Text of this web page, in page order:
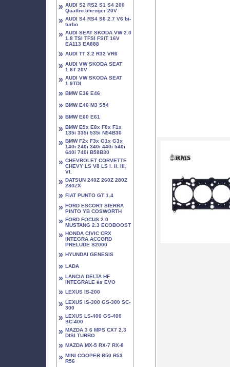
» AUDI S2 RS2 S1 S4 200
Quattro 5henger 20V
» AUDI S4 RS4 S6 2.7 V6 bi-
turbo
» AUDI SEAT SKODA VW 2.0
1.8 TSI TFSI FSIT 16V
EA113 EA888
» AUDI TT 3.2 R32 VR6
» AUDI VW SKODA SEAT
1.8T 20V
» AUDI VW SKODA SEAT
1.9TDI
» BMW E36 E46
» BMW E46 M3 S54
» BMW E60 E61
» BMW E9x E8x F0x F1x
135i 335i 535i N54B30
» BMW F2x F3x G1x G3x
140i 240i 340i 440i 540i
640i 740i B58B30
» CHEVROLET CORVETTE
CHEVY LS V8 LS I. II. III.
VI.
» DATSUN 240Z 260Z 280Z
280ZX
» FIAT PUNTO GT 1.4
» FORD ESCORT SIERRA
PINTO YB COSWORTH
» FORD FOCUS 2.0
MUSTANG 2.3 ECOBOOST
» HONDA CIVIC CRX
INTEGRA ACCORD
PRELUDE S2000
» HYUNDAI GENESIS
» LADA
» LANCIA DELTA HF
INTEGRALE és EVO
» LEXUS IS-200
» LEXUS IS-300 GS-300 SC-
300
» LEXUS LS-400 GS-400
SC-400
» MAZDA 3 6 MPS CX7 2.3
DISI TURBO
» MAZDA MX-5 RX-7 RX-8
» MINI COOPER R50 R53
R56